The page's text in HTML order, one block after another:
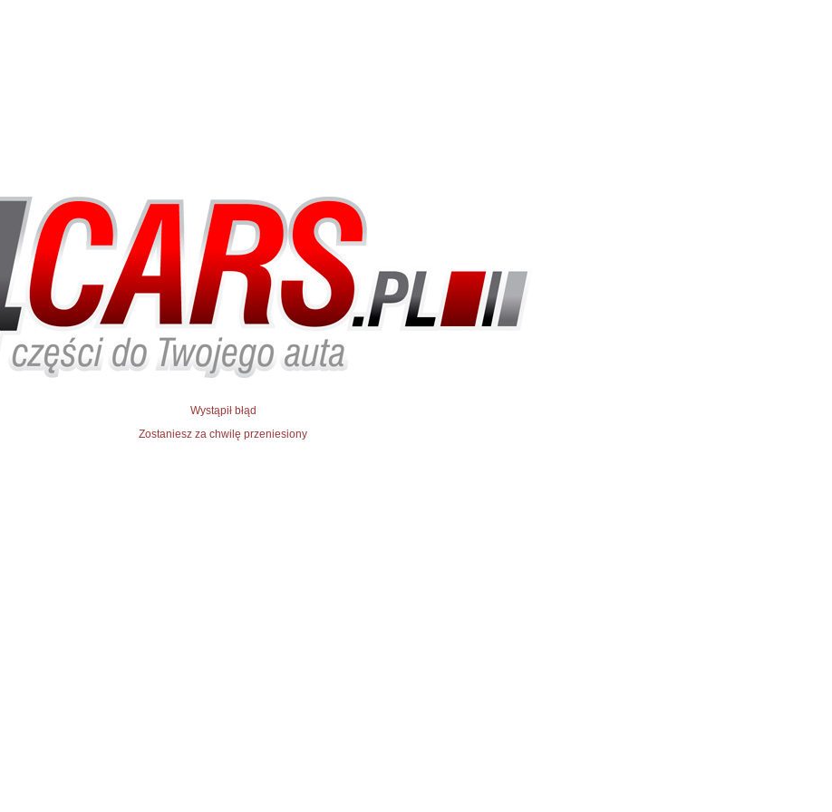
Wystąpił błąd
Zostaniesz za chwilę przeniesiony